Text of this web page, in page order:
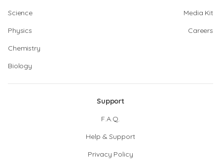
Science
Physics
Chemistry
Biology
Media Kit
Careers
Support
F.A.Q.
Help & Support
Privacy Policy